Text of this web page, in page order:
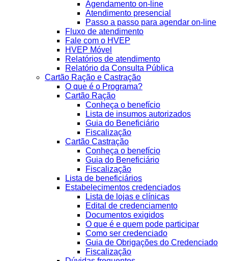
Agendamento on-line
Atendimento presencial
Passo a passo para agendar on-line
Fluxo de atendimento
Fale com o HVEP
HVEP Móvel
Relatórios de atendimento
Relatório da Consulta Pública
Cartão Ração e Castração
O que é o Programa?
Cartão Ração
Conheça o benefício
Lista de insumos autorizados
Guia do Beneficiário
Fiscalização
Cartão Castração
Conheça o benefício
Guia do Beneficiário
Fiscalização
Lista de beneficiários
Estabelecimentos credenciados
Lista de lojas e clínicas
Edital de credenciamento
Documentos exigidos
O que é e quem pode participar
Como ser credenciado
Guia de Obrigações do Credenciado
Fiscalização